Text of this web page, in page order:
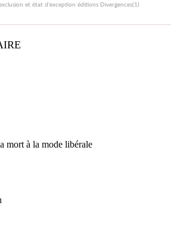
et état d'exception éditions Divergences(1)
mort à la mode libérale